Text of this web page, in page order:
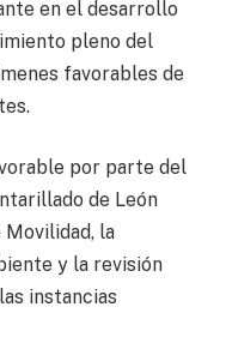
en el desarrollo
pleno del
favorables de
por parte del
de León
Movilidad, la
y la revisión
instancias